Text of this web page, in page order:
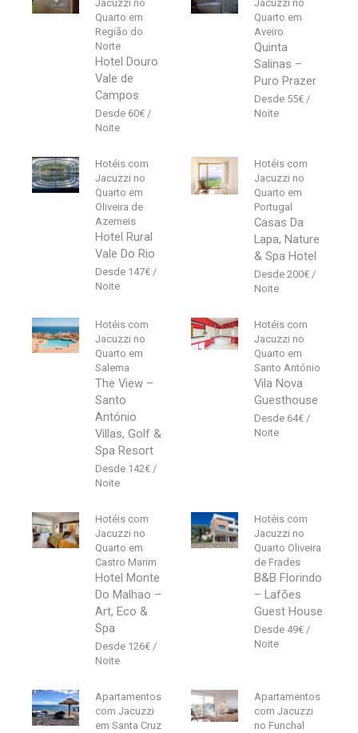
Jacuzzi no
Quarto em
Região do
Norte
Hotel Douro
Vale de
Campos
60€
Jacuzzi no
Quarto em
Aveiro
Quinta
Salinas –
Puro Prazer
55€
Hotéis com
Jacuzzi no
Quarto em
Oliveira de
Azemeis
Hotel Rural
Vale Do Rio
147€
Hotéis com
Jacuzzi no
Quarto em
Portugal
Casas Da
Lapa, Nature
& Spa Hotel
200€
Hotéis com
Jacuzzi no
Quarto em
Salema
The View –
Santo
António
Villas, Golf &
Spa Resort
142€
Hotéis com
Jacuzzi no
Quarto em
Santo António
Vila Nova
Guesthouse
64€
Hotéis com
Jacuzzi no
Quarto em
Castro Marim
Hotel Monte
Do Malhao –
Art, Eco &
Spa
126€
Hotéis com
Jacuzzi no
Quarto Oliveira
de Frades
B&B Florindo
– Lafões
Guest House
49€
Apartamentos
com Jacuzzi
em Santa Cruz
Apartamentos
com Jacuzzi
no Funchal